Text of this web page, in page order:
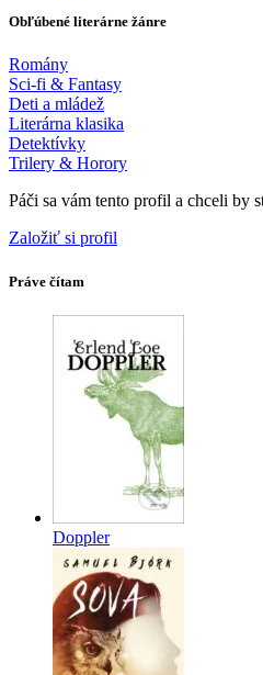
Obľúbené literárne žánre
Romány
Sci-fi & Fantasy
Deti a mládež
Literárna klasika
Detektívky
Trilery & Horory
Páči sa vám tento profil a chceli by
Založiť si profil
Práve čítam
Doppler